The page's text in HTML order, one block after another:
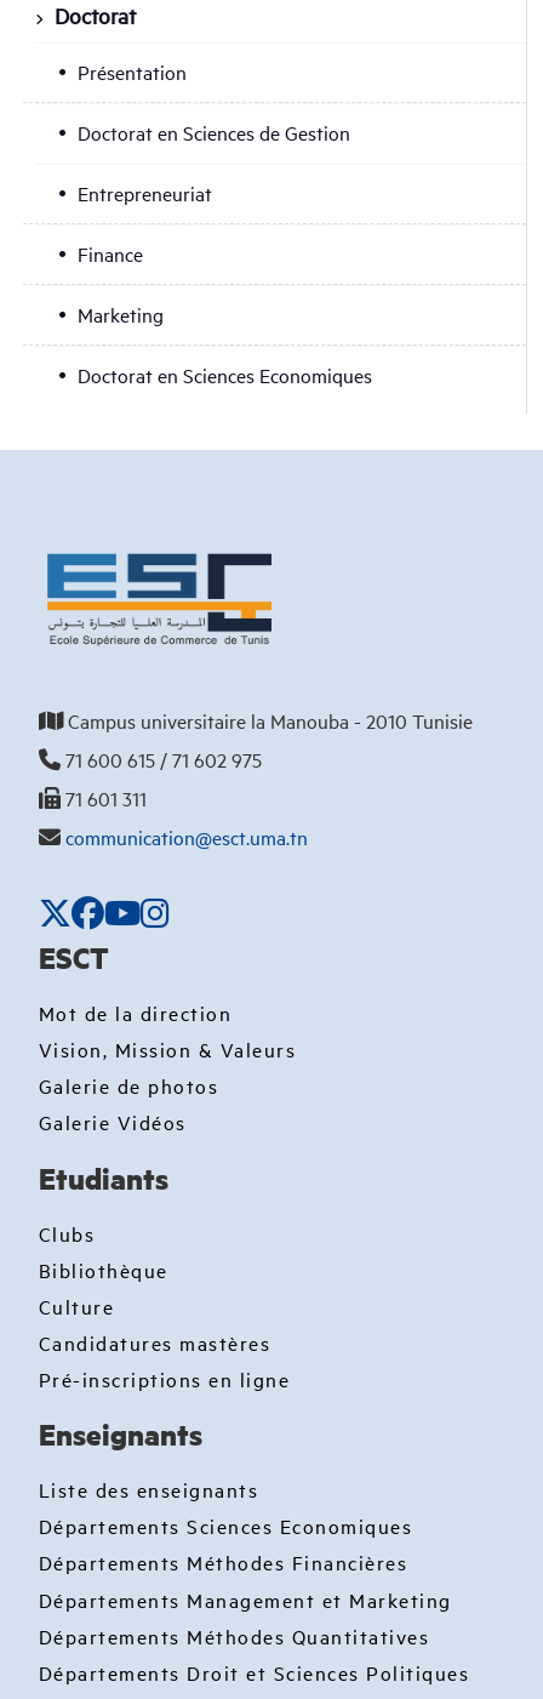
Doctorat
Présentation
Doctorat en Sciences de Gestion
Entrepreneuriat
Finance
Marketing
Doctorat en Sciences Economiques
Campus universitaire la Manouba - 2010 Tunisie
71 600 615 / 71 602 975
71 601 311
communication@esct.uma.tn
ESCT
Mot de la direction
Vision, Mission & Valeurs
Galerie de photos
Galerie Vidéos
Etudiants
Clubs
Bibliothèque
Culture
Candidatures mastères
Pré-inscriptions en ligne
Enseignants
Liste des enseignants
Départements Sciences Economiques
Départements Méthodes Financières
Départements Management et Marketing
Départements Méthodes Quantitatives
Départements Droit et Sciences Politiques